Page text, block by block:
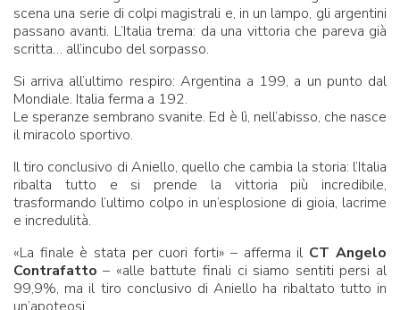
scena una serie di colpi magistrali e, in un lampo, gli argentini
passano avanti. L’Italia trema: da una vittoria che pareva già
scritta… all’incubo del sorpasso.
Si arriva all’ultimo respiro: Argentina a 199, a un punto dal
Mondiale. Italia ferma a 192.
Le speranze sembrano svanite. Ed è lì, nell’abisso, che nasce
il miracolo sportivo.
Il tiro conclusivo di Aniello, quello che cambia la storia: l’Italia
ribalta tutto e si prende la vittoria più incredibile,
trasformando l’ultimo colpo in un’esplosione di gioia, lacrime
e incredulità.
«La finale è stata per cuori forti» – afferma il CT Angelo
Contrafatto – «alle battute finali ci siamo sentiti persi al
99,9%, ma il tiro conclusivo di Aniello ha ribaltato tutto in